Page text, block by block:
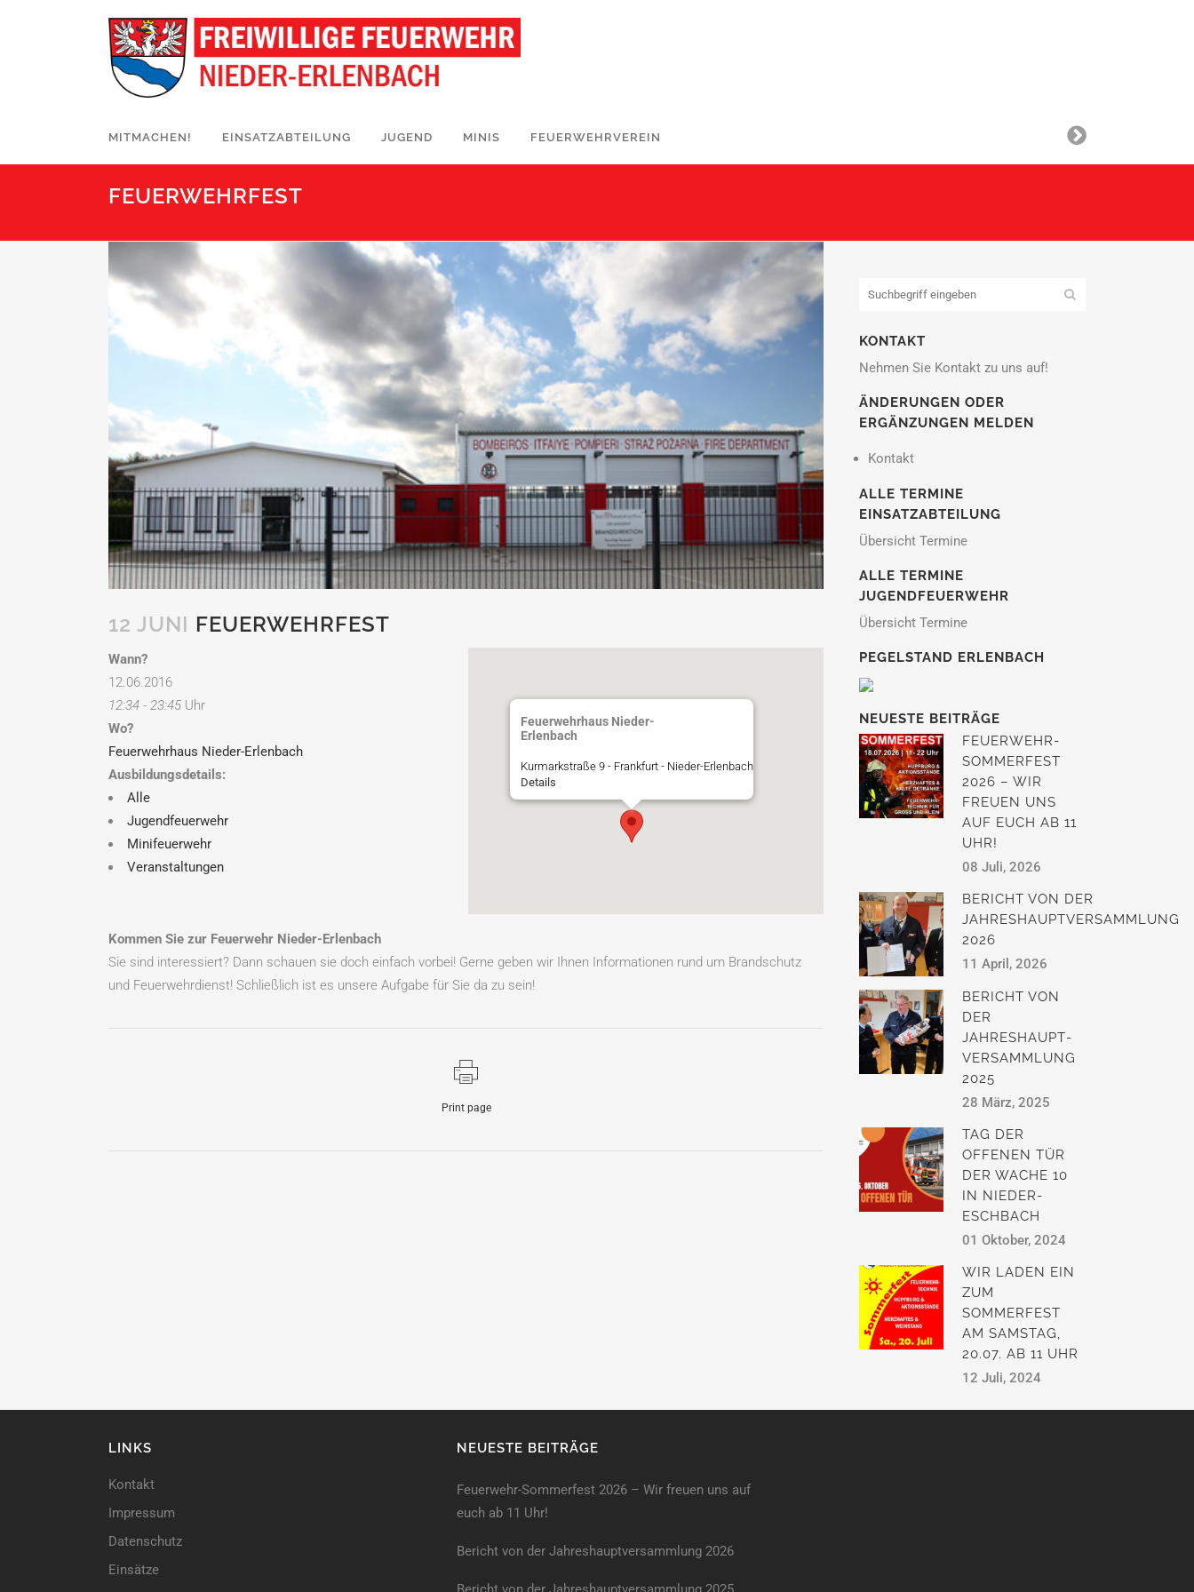
MITMACHEN! EINSATZABTEILUNG JUGEND MINIS FEUERWEHRVEREIN
FEUERWEHRFEST
12 JUNI FEUERWEHRFEST
Feuerwehrhaus Nieder-
Erlenbach
Kurmarkstraße 9 - Frankfurt - Nieder-Erlenbach
Details
Wann?
12.06.2016
12:34 - 23:45 Uhr
Wo?
Feuerwehrhaus Nieder-Erlenbach
Ausbildungsdetails:
Alle
Jugendfeuerwehr
Minifeuerwehr
Veranstaltungen
Kommen Sie zur Feuerwehr Nieder-Erlenbach
Sie sind interessiert? Dann schauen sie doch einfach vorbei! Gerne geben wir Ihnen Informationen rund um Brandschutz
und Feuerwehrdienst! Schließlich ist es unsere Aufgabe für Sie da zu sein!
Print page
KONTAKT
Nehmen Sie Kontakt zu uns auf!
ÄNDERUNGEN ODER
ERGÄNZUNGEN MELDEN
Kontakt
ALLE TERMINE
EINSATZABTEILUNG
Übersicht Termine
ALLE TERMINE
JUGENDFEUERWEHR
Übersicht Termine
PEGELSTAND ERLENBACH
NEUESTE BEITRÄGE
FEUERWEHR-
SOMMERFEST
2026 – WIR
FREUEN UNS
AUF EUCH AB 11
UHR!
08 Juli, 2026
BERICHT VON DER
JAHRESHAUPTVERSAMMLUNG
2026
11 April, 2026
BERICHT VON
DER
JAHRESHAUPT­
VERSAMMLUNG
2025
28 März, 2025
TAG DER
OFFENEN TÜR
DER WACHE 10
IN NIEDER-
ESCHBACH
01 Oktober, 2024
WIR LADEN EIN
ZUM
SOMMERFEST
AM SAMSTAG,
20.07. AB 11 UHR
12 Juli, 2024
LINKS
Kontakt
Impressum
Datenschutz
Einsätze
NEUESTE BEITRÄGE
Feuerwehr-Sommerfest 2026 – Wir freuen uns auf
euch ab 11 Uhr!
Bericht von der Jahreshauptversammlung 2026